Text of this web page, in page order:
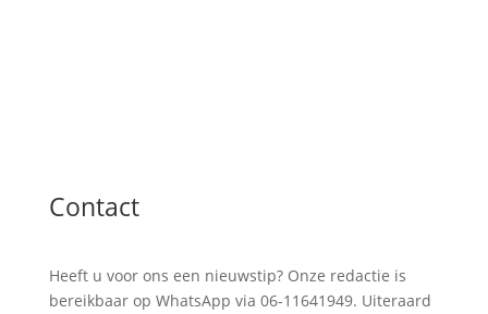
Contact
Heeft u voor ons een nieuwstip? Onze redactie is
bereikbaar op WhatsApp via 06-11641949. Uiteraard